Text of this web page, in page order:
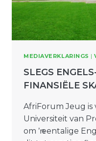
MEDIAVERKLARINGS |
SLEGS
FINANSIËLE
AfriForum Jeug is
Universiteit van
om ŉ eentalige